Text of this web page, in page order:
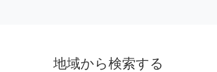
地域から検索する